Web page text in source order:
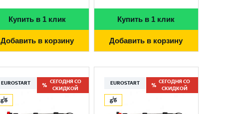
Купить в 1 клик
Добавить в корзину
Купить в 1 клик
Добавить в корзину
EUROSTART
СЕГОДНЯ СО
СКИДКОЙ
EUROSTART
СЕГОДНЯ СО
СКИДКОЙ